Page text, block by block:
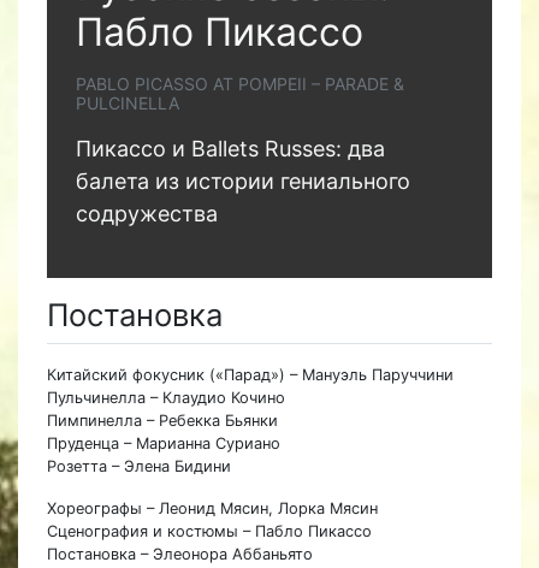
Пабло Пикассо
PABLO PICASSO AT POMPEII – PARADE &
PULCINELLA
Пикассо и Ballets Russes: два
балета из истории гениального
содружества
Постановка
Китайский фокусник («Парад») – Мануэль Паруччини
Пульчинелла – Клаудио Кочино
Пимпинелла – Ребекка Бьянки
Пруденца – Марианна Суриано
Розетта – Элена Бидини
Хореографы – Леонид Мясин, Лорка Мясин
Сценография и костюмы – Пабло Пикассо
Постановка – Элеонора Аббаньято